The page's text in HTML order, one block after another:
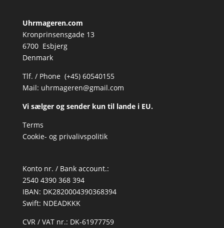
Uhrmageren.com
Kronprinsensgade 13
6700 Esbjerg
Denmark
Tlf. / Phone (+45) 60540155
Mail: uhrmageren@gmail.com
Vi sælger og sender kun til lande i EU.
Terms
Cookie- og privalivspolitik
Konto nr. / Bank account.:
2540 4390 368 394
IBAN: DK2820004390368394
Swift: NDEADKKK
CVR / VAT nr.: DK-61977759